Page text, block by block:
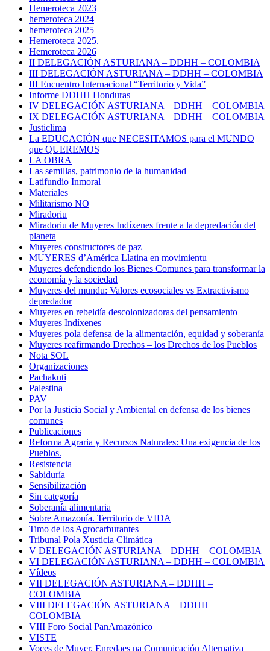
Hemeroteca 2023
hemeroteca 2024
hemeroteca 2025
Hemeroteca 2025.
Hemeroteca 2026
II DELEGACIÓN ASTURIANA – DDHH – COLOMBIA
III DELEGACIÓN ASTURIANA – DDHH – COLOMBIA
III Encuentro Internacional “Territorio y Vida”
Informe DDHH Honduras
IV DELEGACIÓN ASTURIANA – DDHH – COLOMBIA
IX DELEGACIÓN ASTURIANA – DDHH – COLOMBIA
Justiclima
La EDUCACIÓN que NECESITAMOS para el MUNDO
que QUEREMOS
LA OBRA
Las semillas, patrimonio de la humanidad
Latifundio Inmoral
Materiales
Militarismo NO
Miradoriu
Miradoriu de Muyeres Indíxenes frente a la depredación del
planeta
Muyeres constructores de paz
MUYERES d’América Llatina en movimientu
Muyeres defendiendo los Bienes Comunes para transformar la
economía y la sociedad
Muyeres del mundu: Valores ecosociales vs Extractivismo
depredador
Muyeres en rebeldía descolonizadoras del pensamiento
Muyeres Indíxenes
Muyeres pola defensa de la alimentación, equidad y soberanía
Muyeres reafirmando Drechos – los Drechos de los Pueblos
Nota SOL
Organizaciones
Pachakuti
Palestina
PAV
Por la Justicia Social y Ambiental en defensa de los bienes
comunes
Publicaciones
Reforma Agraria y Recursos Naturales: Una exigencia de los
Pueblos.
Resistencia
Sabiduría
Sensibilización
Sin categoría
Soberanía alimentaria
Sobre Amazonía. Territorio de VIDA
Timo de los Agrocarburantes
Tribunal Pola Xusticia Climática
V DELEGACIÓN ASTURIANA – DDHH – COLOMBIA
VI DELEGACIÓN ASTURIANA – DDHH – COLOMBIA
Vídeos
VII DELEGACIÓN ASTURIANA – DDHH –
COLOMBIA
VIII DELEGACIÓN ASTURIANA – DDHH –
COLOMBIA
VIII Foro Social PanAmazónico
VISTE
Voces de Muyer. Enredaes na Comunicación Alternativa